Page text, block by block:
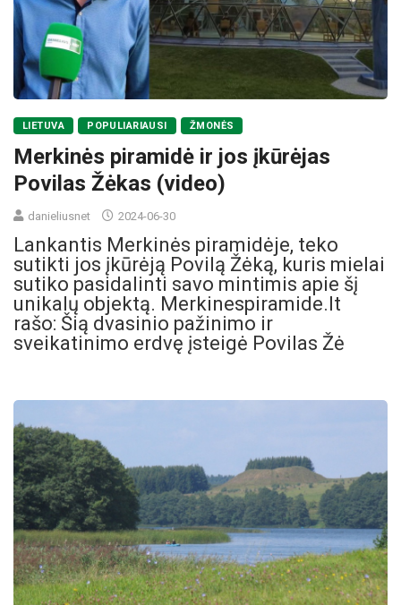
LIETUVA POPULIARIAUSI ŽMONĖS
Merkinės piramidė ir jos įkūrėjas
Povilas Žėkas (video)
danieliusnet 2024-06-30
Lankantis Merkinės piramidėje, teko
sutikti jos įkūrėją Povilą Žėką, kuris mielai
sutiko pasidalinti savo mintimis apie šį
unikalų objektą. Merkinespiramide.lt
rašo: Šią dvasinio pažinimo ir
sveikatinimo erdvę įsteigė Povilas Žė